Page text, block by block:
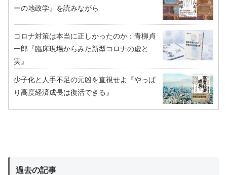
ーの地政学』を読みながら
コロナ対策は本当に正しかったのか：青柳貞
一郎『臨床現場からみた新型コロナの虚と
実』
少子化と人手不足の元凶を直視せよ『やっぱ
り高度経済成長は復活できる』
過去の記事